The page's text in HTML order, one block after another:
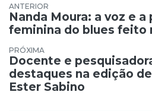
Navegação de
Nanda Moura: a voz e
feminina do blues feito
Docente e
destaques na edição
Ester Sabino